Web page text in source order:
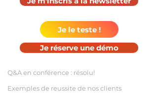
Je le teste !
Je réserve une démo
Q&A en conférence : résolu!
Exemples de reussite de nos clients